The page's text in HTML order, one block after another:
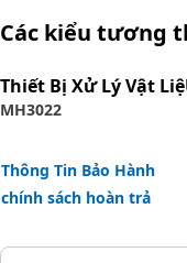
Các kiểu tương
Thiết Bị Xử Lý Vật
MH3022
Thông Tin Bảo Hành
chính sách hoàn trả